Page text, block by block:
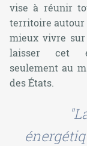
vise à réunir
territoire autour
mieux vivre
laisser cet
seulement au
des États.